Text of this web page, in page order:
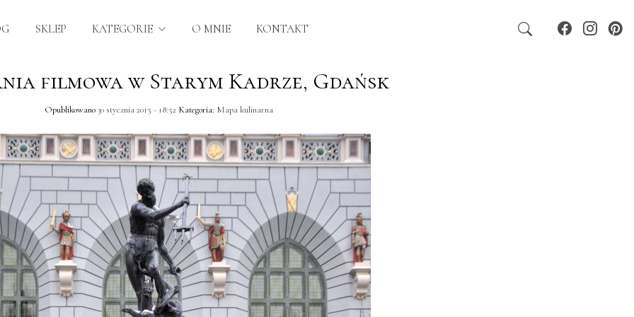
SKLEP KATEGORIE O MNIE KONTAKT
filmowa w Starym Kadrze, Gdańsk
Opublikowano30 stycznia 2015 - 18:52Kategoria: Mapa kulinarna